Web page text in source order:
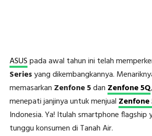
ASUSpada awal tahun ini telah
Seriesyang dikembangkannya.
memasarkan Zenfone 5dan Zenfone 5Q
menepati janjinya untuk menjual Zenfone
Indonesia. Ya! Itulah smartphone flagship
tunggu konsumen di Tanah Air.